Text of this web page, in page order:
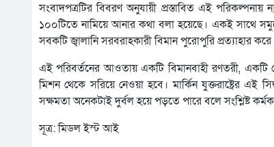
সংবাদপত্রটির বিবরণ অনুযায়ী প্রস্তাবিত এই
১০০টিতে নামিয়ে আনার কথা বলা হয়েছে। একই সাথে
সবকটি জ্বালানি সরবরাহকারী বিমান পুরোপুরি প্রত্যাহার
এই পরিবর্তনের আওতায় একটি বিমানবাহী রণতরী, একটি
মিশন থেকে সরিয়ে নেওয়া হবে। মার্কিন যুক্তরাষ্ট্রের
সক্ষমতা অনেকটাই দুর্বল হয়ে পড়তে পারে বলে সংশ্লিষ্ট
সূত্র: মিডল ইস্ট আই